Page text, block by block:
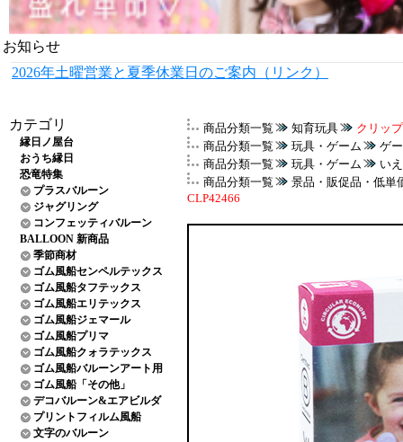
お知らせ
2026年土曜営業と夏季休業日のご案内（リンク）
カテゴリ
縁日ノ屋台
おうち縁日
恐竜特集
プラスバルーン
ジャグリング
コンフェッティバルーン
BALLOON 新商品
季節商材
ゴム風船センペルテックス
ゴム風船タフテックス
ゴム風船エリテックス
ゴム風船ジェマール
ゴム風船プリマ
ゴム風船クォラテックス
ゴム風船バルーンアート用
ゴム風船「その他」
デコバルーン&エアビルダ
プリントフィルム風船
文字のバルーン
商品分類一覧 知育玩具
クリッ
商品分類一覧
玩具・ゲーム
ゲ
商品分類一覧
玩具・ゲーム
い
商品分類一覧
景品・販促品・低単
CLP42466